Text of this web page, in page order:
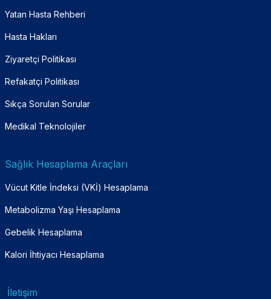
Yatan Hasta Rehberi
Hasta Hakları
Ziyaretçi Politikası
Refakatçi Politikası
Sıkça Sorulan Sorular
Medikal Teknolojiler
Sağlık Hesaplama Araçları
Vücut Kitle İndeksi (VKİ) Hesaplama
Metabolizma Yaşı Hesaplama
Gebelik Hesaplama
Kalori İhtiyacı Hesaplama
İletişim